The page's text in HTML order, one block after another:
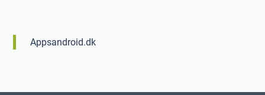
Appsandroid.dk